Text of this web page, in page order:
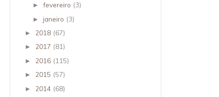
►fevereiro (3)
► janeiro (3)
► 2018 (67)
► 2017 (81)
► 2016 (115)
► 2015 (57)
► 2014 (68)